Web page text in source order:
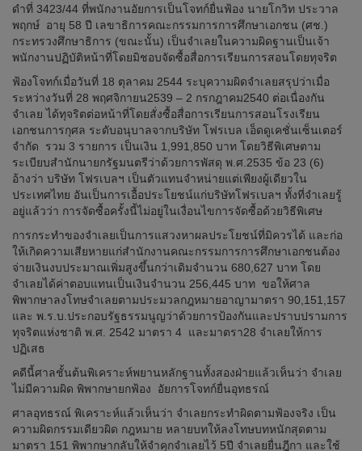
ดำที่ 3423/44 ที่พนักงานอัยการเป็นโจทก์ยื่นฟ้อง นายโกวิท ประวาล
พฤกษ์ อายุ 58 ปี เลขาธิการคณะกรรมการการศึกษาเอกชน (ศช.)
กระทรวงศึกษาธิการ (ขณะนั้น) เป็นจำเลยในความผิดฐานเป็นเจ้า
พนักงานปฏิบัติหน้าที่โดยมิชอบจัดซื้อสื่อการเรียนการสอนโดยทุจริต
ฟ้องโจทก์เมื่อวันที่ 18 ตุลาคม 2544 ระบุความผิดจำเลยสรุปว่าเมื่อ
ระหว่างวันที่ 28 พฤศจิกายน2539 – 2 กรกฎาคม2540 ต่อเนื่องกัน
จำเลย ได้ทุจริตต่อหน้าที่โดยสั่งซื้อสื่อการเรียนการสอนโรงเรียน
เอกชนการกุศล ระดับอนุบาลจากบริษัท โฟรเบล เอ็ดดูเคชั่นเซ็นเตอร์
จำกัด รวม 3 รายการ เป็นเงิน 1,991,850 บาท โดยวิธีพิเศษตาม
ระเบียบสำนักนายกรัฐมนตรีว่าด้วยการพัสดุ พ.ศ.2535 ข้อ 23 (6)
อ้างว่า บริษัท โฟรเบลฯ เป็นตัวแทนจำหน่ายแต่เพียงผู้เดียวใน
ประเทศไทย อันเป็นการเอื้อประโยชน์แก่บริษัทโฟรเบลฯ ทั้งที่จำเลยรู้
อยู่แล้วว่า การจัดซื้อครั้งนี้ไม่อยู่ในเงื่อนไขการจัดซื้อด้วยวิธีพิเศษ
การกระทำของจำเลยเป็นการแสวงหาผลประโยชน์ที่มิควรได้ และก่อ
ให้เกิดความเสียหายแก่สำนักงานคณะกรรมการการศึกษาเอกชนต้อง
จ่ายเงินงบประมาณเพิ่มสูงขึ้นกว่าเดิมจำนวน 680,627 บาท โดย
จำเลยได้ค่าตอบแทนเป็นเงินจำนวน 256,445 บาท ขอให้ศาล
พิพากษาลงโทษจำเลยตามประมวลกฎหมายอาญามาตรา 90,151,157
และ พ.ร.บ.ประกอบรัฐธรรมนูญว่าด้วยการป้องกันและปราบปรามการ
ทุจริตแห่งชาติ พ.ศ. 2542 มาตรา 4 และมาตรา28 จำเลยให้การ
ปฏิเสธ
คดีนี้ศาลชั้นต้นพิเคราะห์พยานหลักฐานทั้งสองฝ่ายแล้วเห็นว่า จำเลย
ไม่มีความผิด พิพากษายกฟ้อง อัยการโจทก์ยื่นอุทธรณ์
ศาลอุทธรณ์ พิเคราะห์แล้วเห็นว่า จำเลยกระทำผิดตามฟ้องจริง เป็น
ความผิดกรรมเดียวผิด กฎหมาย หลายบทให้ลงโทษบทหนักสุดตาม
มาตรา 151 พิพากษากลับให้จำคุกจำเลยไว้ 5ปี จำเลยยื่นฎีกา และใช้